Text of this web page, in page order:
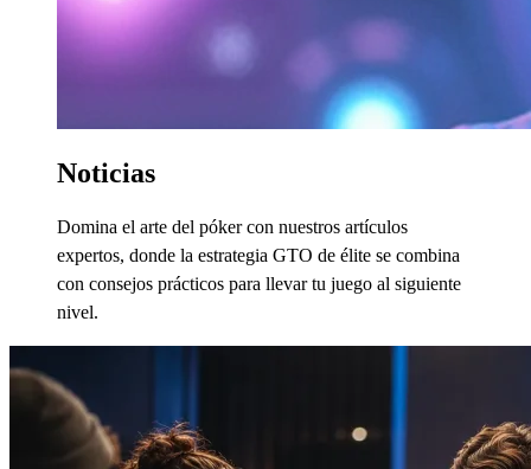
Noticias
Domina el arte del póker con nuestros artículos
expertos, donde la estrategia GTO de élite se combina
con consejos prácticos para llevar tu juego al siguiente
nivel.